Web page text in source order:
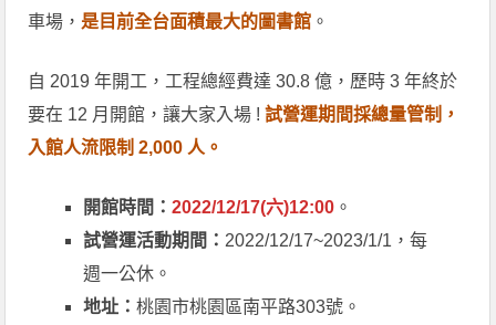
車場， 是目前全台面積最大的圖書館 。
自 2019 年開工，工程總經費達 30.8 億，歷時 3 年終於
要在 12 月開館，讓大家入場 !試營運期間採總量管制，
入館人流限制 2,000 人。
開館時間：2022/12/17(六)12:00 。
試營運活動期間： 2022/12/17~2023/1/1，每
週一公休。
地址：桃園市桃園區南平路303號。